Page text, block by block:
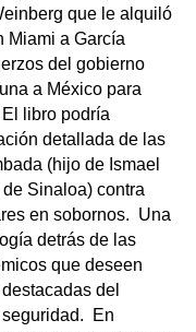
que le alquiló
Miami a García
del gobierno
a México para
libro podría
detallada de las
(hijo de Ismael
Sinaloa) contra
en sobornos. Una
detrás de las
que deseen
del
En